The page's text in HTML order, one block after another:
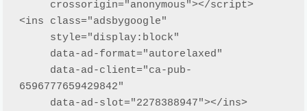
<ins class="adsbygoogle"
6596777659429842"